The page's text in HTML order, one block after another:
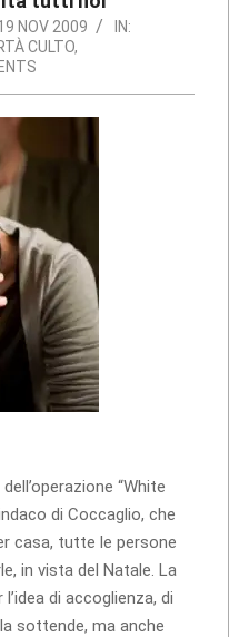
NOV 2009
IN:
CULTO,
“White
di Coccaglio, che
casa, tutte le persone
in vista del Natale. La
di accoglienza, di
sottende, ma anche